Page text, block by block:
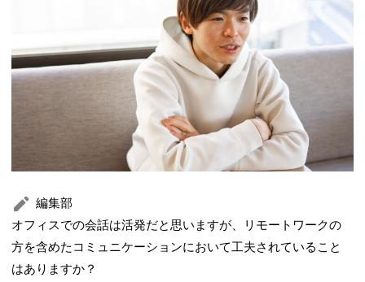
編集部
オフィスでの会話は活発だと思いますが、リモートワークの
方を含めたコミュニケーションにおいて工夫されていること
はありますか？